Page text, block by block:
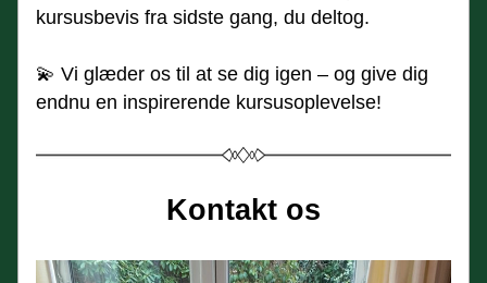
kursusbevis fra sidste gang, du deltog.
💫 Vi glæder os til at se dig igen – og give dig
endnu en inspirerende kursusoplevelse!
Kontakt os